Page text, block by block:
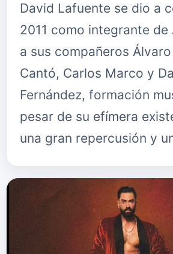
David Lafuente se dio a
2011 como integrante de
a sus compañeros
Cantó, Carlos Marco y
Fernández, formación
pesar de su efímera
una gran repercusión y